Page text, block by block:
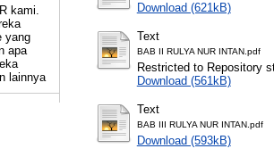
kami.
yang
apa
lainnya
Download (621kB)
Text
BAB II RULYA NUR INTAN.pdf
Restricted to Repository
Download (561kB)
Text
BAB III RULYA NUR INTAN.pdf
Download (593kB)